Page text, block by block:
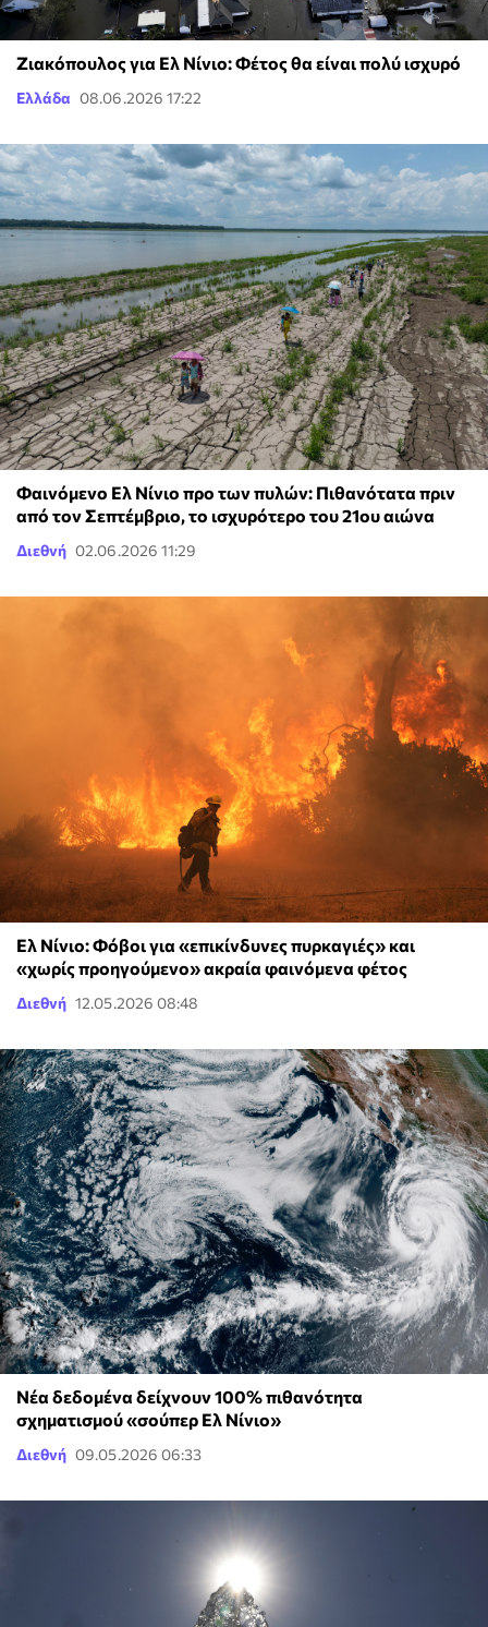
Ζιακόπουλος για Ελ Νίνιο: Φέτος θα είναι πολύ ισχυρό
Ελλάδα 08.06.2026 17:22
Φαινόμενο Ελ Νίνιο προ των πυλών: Πιθανότατα πριν
από τον Σεπτέμβριο, το ισχυρότερο του 21ου αιώνα
Διεθνή 02.06.2026 11:29
Ελ Νίνιο: Φόβοι για «επικίνδυνες πυρκαγιές» και
«χωρίς προηγούμενο» ακραία φαινόμενα φέτος
Διεθνή 12.05.2026 08:48
Νέα δεδομένα δείχνουν 100% πιθανότητα
σχηματισμού «σούπερ Ελ Νίνιο»
Διεθνή 09.05.2026 06:33